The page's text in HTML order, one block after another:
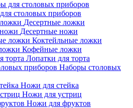
столовых приборов
Десертные ложки
Десертные ножи
Коктейльные ложки
Кофейные ложки
Лопатки для торта
Наборы столовых
Ножи для стейка
Ножи для устриц
Ножи для фруктов